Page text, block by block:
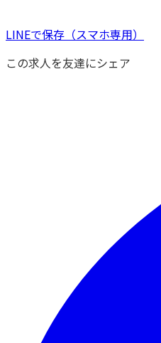
LINEで保存 （スマホ専用）
この求人を友達にシェア